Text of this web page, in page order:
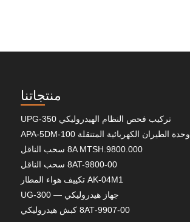
منتجاتنا
تركيب فحص النظام الهيدروليكي UPG-350
وحدة الطيران الكهربائية المتنقلة APA-5DM-100
8A MTSH.9800.000 سحب الناقل
8AT-9800-00 سحب الناقل
AK-04M1 تكييف هواء المطار
جهاز هيدروليكي — UG-300
8АТ-9907-00 كبش هيدروليكي